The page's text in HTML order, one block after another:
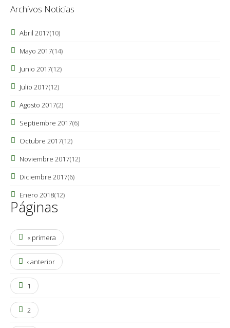
Archivos Noticias
Abril 2017(10)
Mayo 2017(14)
Junio 2017(12)
Julio 2017(12)
Agosto 2017(2)
Septiembre 2017(6)
Octubre 2017(12)
Noviembre 2017(12)
Diciembre 2017(6)
Enero 2018(12)
Páginas
« primera
‹ anterior
1
2